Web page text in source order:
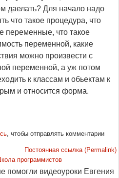
даелать? Для начало надо
что такое процедура, что
переменные, что такое
переменной, какие
можно произвести с
переменной, а уж потом
к классам и обьектам к
и относится форма.
, чтобы отправлять комментарии
Постоянная ссылка (Permalink)
программистов
помогли видеоуроки Евгения